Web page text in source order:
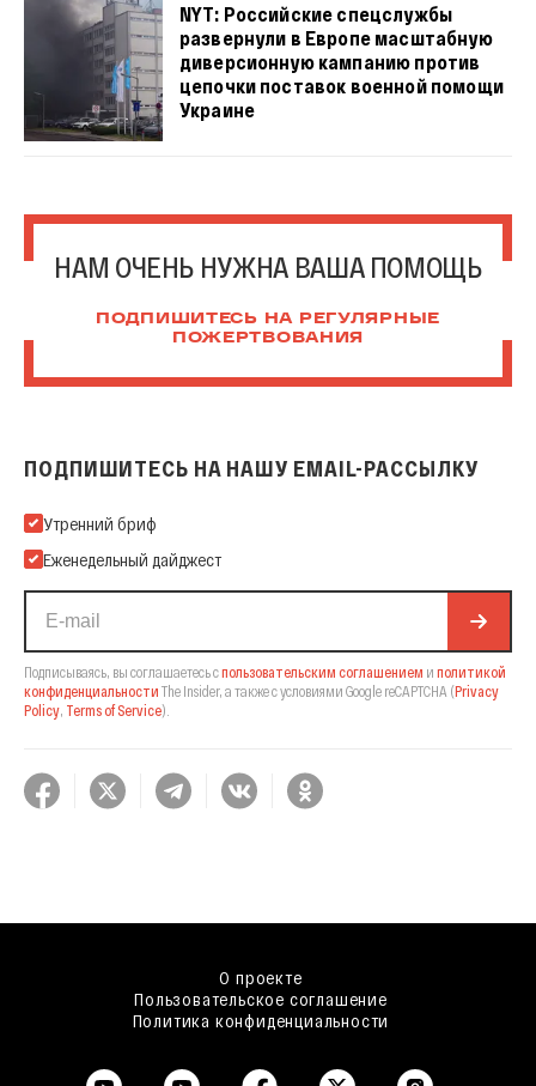
NYT: Российские спецслужбы
развернули в Европе масштабную
диверсионную кампанию против
цепочки поставок военной помощи
Украине
НАМ ОЧЕНЬ НУЖНА ВАША ПОМОЩЬ
ПОДПИШИТЕСЬ НА РЕГУЛЯРНЫЕ
ПОЖЕРТВОВАНИЯ
ПОДПИШИТЕСЬ НА НАШУ EMAIL-РАССЫЛКУ
Подпишитесь на нашу Email-рассылку
Утренний бриф
Еженедельный дайджест
Подписываясь, вы соглашаетесь спользовательским соглашением и политикой
конфиденциальности The Insider, а также с условиями Google reCAPTCHA (Privacy
Policy, Terms of Service).
О проекте
Пользовательское соглашение
Политика конфиденциальности